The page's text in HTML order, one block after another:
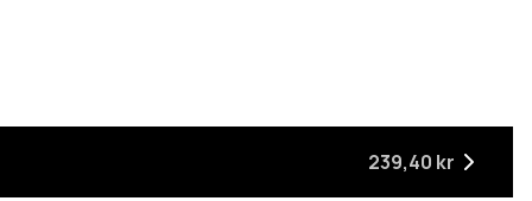
tillbaka i lager
239,40 kr